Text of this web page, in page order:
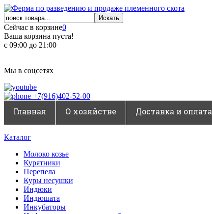
Сейчас в корзине0
Ваша корзина пуста!
с 09:00 до 21:00
Мы в соцсетях
+7(916)402-52-00
Главная О хозяйстве Доставка и оплата
Каталог
Молоко козье
Курятники
Перепела
Куры несушки
Индюки
Индюшата
Инкубаторы